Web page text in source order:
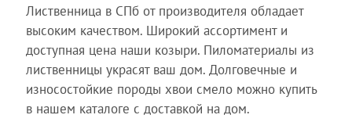
Лиственница в СПб от производителя обладает
высоким качеством. Широкий ассортимент и
доступная цена наши козыри. Пиломатериалы из
лиственницы украсят ваш дом. Долговечные и
износостойкие породы хвои смело можно купить
в нашем каталоге с доставкой на дом.